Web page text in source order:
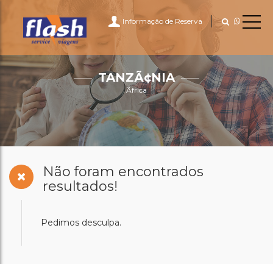
Informação de Reserva
TANZÃ¢NIA
Ãfrica
Não foram encontrados
resultados!
Pedimos desculpa.